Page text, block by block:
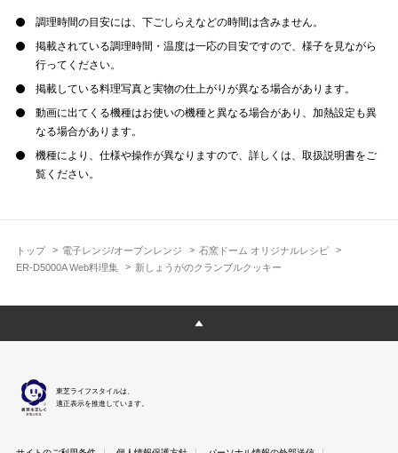
トップ 電子レンジ/オーブンレンジ
石窯ドーム オリジナルレシピ
ER-D5000A Web料理集
新しょうがのクランブルクッキー
調理時間の目安には、下ごしらえなどの時間は含みません。
掲載されている調理時間・温度は一応の目安ですので、様子を見ながら
行ってください。
掲載している料理写真と実物の仕上がりが異なる場合があります。
動画に出てくる機種はお使いの機種と異なる場合があり、加熱設定も異
なる場合があります。
機種により、仕様や操作が異なりますので、詳しくは、取扱説明書をご
覧ください。
東芝ライフスタイルは、
適正表示を推進しています。